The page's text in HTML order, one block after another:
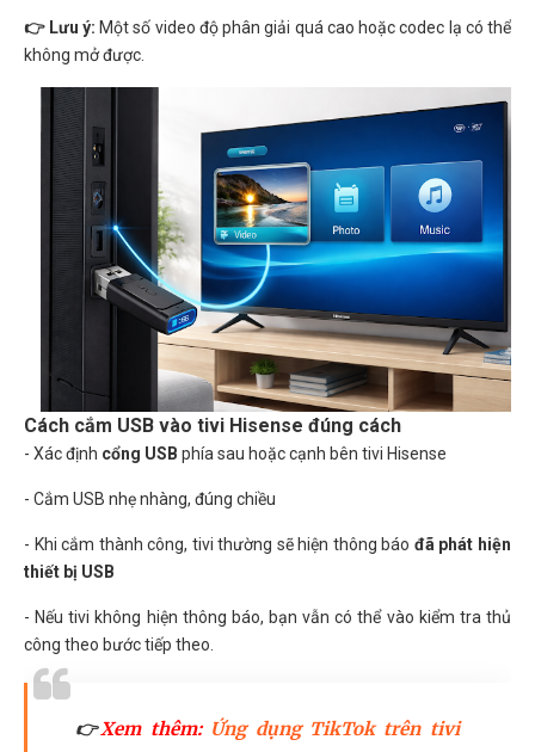
👉 Lưu ý: Một số video độ phân giải quá cao hoặc codec lạ có thể
không mở được.
Cách cắm USB vào tivi Hisense đúng cách
- Xác định cổng USB phía sau hoặc cạnh bên tivi Hisense
- Cắm USB nhẹ nhàng, đúng chiều
- Khi cắm thành công, tivi thường sẽ hiện thông báo đã phát hiện
thiết bị USB
- Nếu tivi không hiện thông báo, bạn vẫn có thể vào kiểm tra thủ
công theo bước tiếp theo.
👉Xem thêm: Ứng dụng TikTok trên tivi